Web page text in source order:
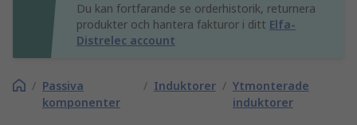
Du kan fortfarande se orderhistorik, returnera
produkter och hantera fakturor i ditt Elfa-
Distrelec account
/ Passiva
komponenter
/ Induktorer / Ytmonterade
induktorer